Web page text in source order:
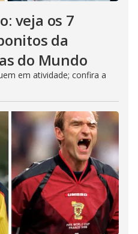
veja os 7
da
do Mundo
em atividade; confira a